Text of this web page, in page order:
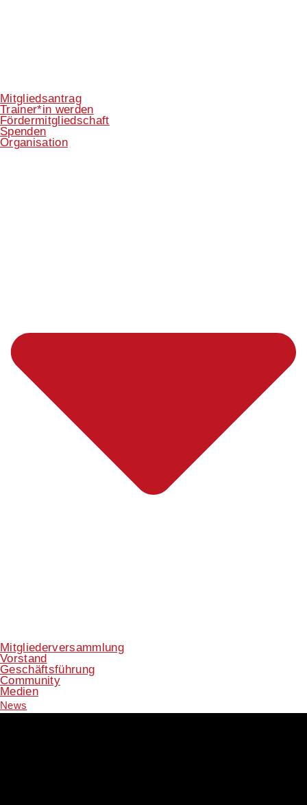
Mitgliedsantrag
Trainer*in werden
Fördermitgliedschaft
Spenden
Organisation
Mitgliederversammlung
Vorstand
Geschäftsführung
Community
Medien
News